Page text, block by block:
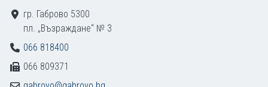
гр. Габрово 5300
пл. „Възраждане“ № 3
066 818400
066 809371